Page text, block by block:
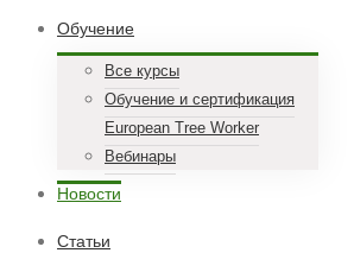
Обучение
Все курсы
Обучение и сертификация
European Tree Worker
Вебинары
Новости
Статьи